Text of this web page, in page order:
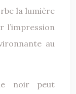
la lumière
l’impression
au
noir peut